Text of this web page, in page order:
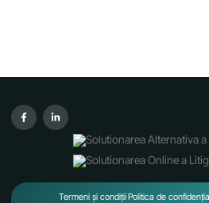
Termeni și condițiiPolitica de